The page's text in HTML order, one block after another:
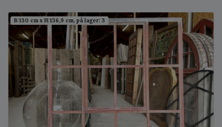
B:130 cm x H:136,9 cm, på lager: 3